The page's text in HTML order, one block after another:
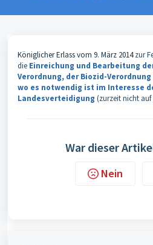
Königlicher Erlass vom 9. März 2014zur
die Einreichung und Bearbeitung
Verordnung, der Biozid-
wo es notwendig ist im Interesse
Landesverteidigung (zurzeit nicht auf
War dieser
Nein